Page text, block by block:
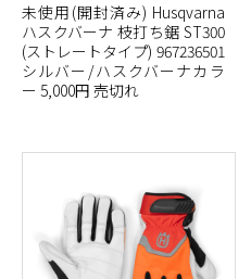
未使用(開封済み) Husqvarna
ハスクバーナ 枝打ち鋸 ST300
(ストレートタイプ) 967236501
シルバー/ハスクバーナカラ
ー 5,000円 売切れ